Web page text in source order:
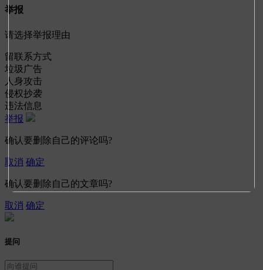
举报
请选择举报理由
留联系方式
垃圾广告
人身攻击
侵权抄袭
违法信息
举报
确认要删除自己的评论吗?
取消 确定
确认要删除自己的文章吗?
取消 确定
提问